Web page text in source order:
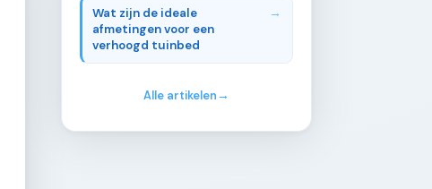
Wat zijn de ideale
afmetingen voor een
verhoogd tuinbed
Alle artikelen